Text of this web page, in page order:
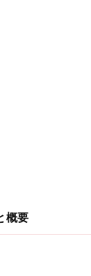
概要